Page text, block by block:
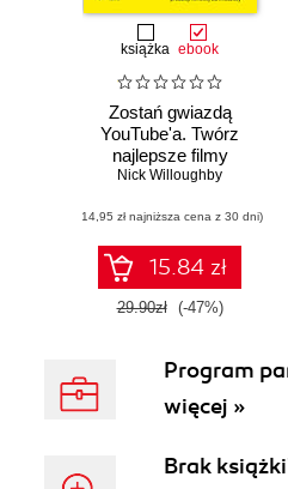
książka ebook
Zostań gwiazdą
YouTube'a. Twórz
najlepsze filmy
wideo! Dla
bystrzaków
Nick Willoughby
(14,95 zł najniższa cena z 30 dni)
15.84 zł
29.90zł (-47%)
Program
więcej »
Brak